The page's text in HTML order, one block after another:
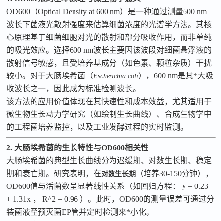
OD600 （Optical Density at 600 nm）是一种通过测量600 nm
波长下菌液光散射强度来估算细菌浓度的光谱学方法。其核
心原理基于细菌细胞对光的散射和部分吸收作用，而非单纯
的吸光效应。选择600 nm波长主要因该波段对细菌悬浮液的
散射信号敏感，且受培养基成分（如色素、颗粒杂质）干扰
较小。对于大肠埃希菌（Escherichia coli），600 nm是其*大吸
收波长之一，因此成为标准检测波长。
该方法的应用价值体现在其快速性和成本效益，尤其适用于
微生物生长动力学研究（如绘制生长曲线）、合成生物学中
的工程菌培养监控，以及工业发酵过程的实时监测。
2. 大肠埃希菌的生长特性与OD600相关性
大肠埃希菌的典型生长曲线分为迟缓期、对数生长期、稳定
期和衰亡期。研究表明，在对数生长期 （培养30-150分钟），
OD600值与活菌数呈显著线性关系（如回归方程：y = 0.23
+ 1.31x ，R^2 = 0.96 ）。此时，OD600的测量误差可通过分
装菌液至预灭菌EP管并定时检测来*小化。